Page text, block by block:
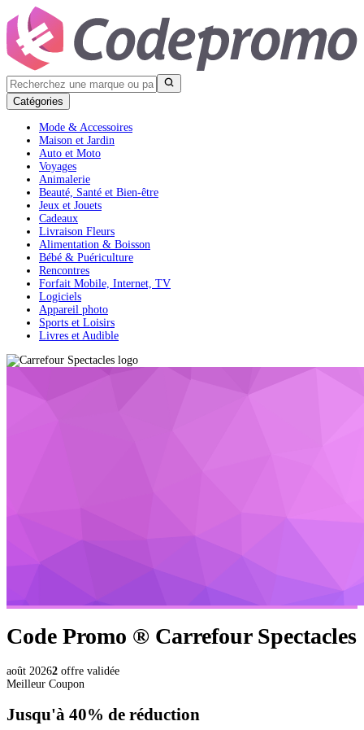
Catégories
Mode & Accessoires
Maison et Jardin
Auto et Moto
Voyages
Animalerie
Beauté, Santé et Bien-être
Jeux et Jouets
Cadeaux
Livraison Fleurs
Alimentation & Boisson
Bébé & Puériculture
Rencontres
Forfait Mobile, Internet, TV
Logiciels
Appareil photo
Sports et Loisirs
Livres et Audible
Code Promo ® Carrefour Spectacles
août 20262 offre validée
Meilleur Coupon
Jusqu'à 40% de réduction